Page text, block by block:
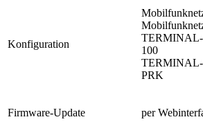
Konfiguration
TERMINAL-
100
TERMINAL-
PRK
Firmware-Update per